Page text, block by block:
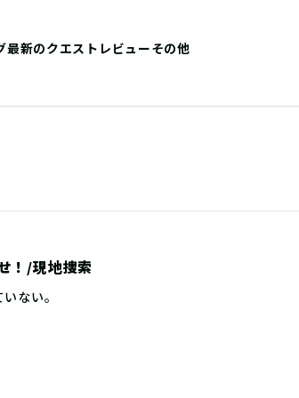
最新のクエストレビューその他
！/現地捜索
ない。